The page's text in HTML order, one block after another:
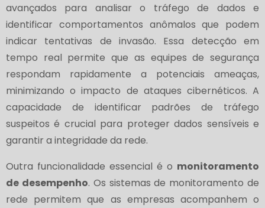
avançados para analisar o tráfego de dados e
identificar comportamentos anômalos que podem
indicar tentativas de invasão. Essa detecção em
tempo real permite que as equipes de segurança
respondam rapidamente a potenciais ameaças,
minimizando o impacto de ataques cibernéticos. A
capacidade de identificar padrões de tráfego
suspeitos é crucial para proteger dados sensíveis e
garantir a integridade da rede.
Outra funcionalidade essencial é o monitoramento
de desempenho. Os sistemas de monitoramento de
rede permitem que as empresas acompanhem o